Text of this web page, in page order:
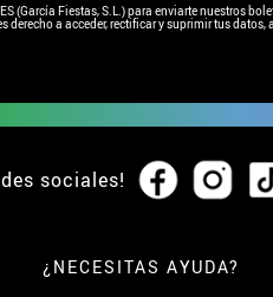
(García Fiestas, S.L.) para enviarte nuestros
derecho a acceder, rectificar y suprimir tus datos,
sociales!
¿NECESITAS AYUDA?